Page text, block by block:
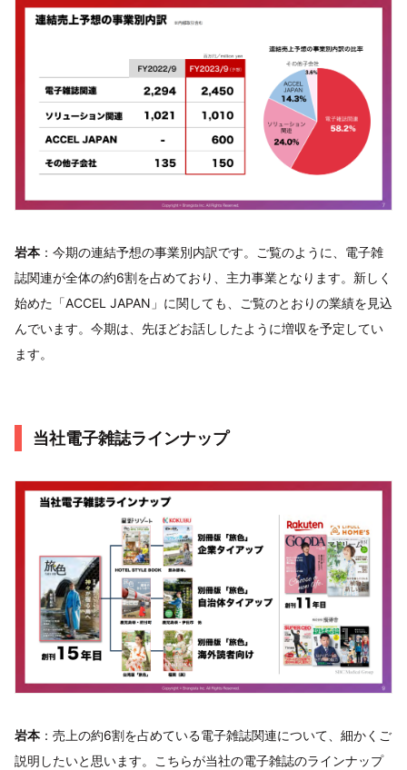
岩本 ：今期の連結予想の事業別内訳です。ご覧のように、電子雑
誌関連が全体の約6割を占めており、主力事業となります。新しく
始めた「ACCEL JAPAN」に関しても、ご覧のとおりの業績を見込
んでいます。今期は、先ほどお話ししたように増収を予定してい
ます。
当社電子雑誌ラインナップ
岩本 ：売上の約6割を占めている電子雑誌関連について、細かくご
説明したいと思います。こちらが当社の電子雑誌のラインナップ